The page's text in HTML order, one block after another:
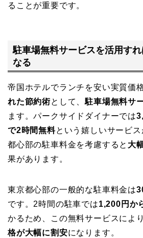
ることが重要です。
駐車場無料サービスを活用す
なる
帝国ホテルでランチを安い実質価
れた節約術として、駐車場無料サ
ます。パークサイドダイナーでは
で2時間無料という嬉しいサービス
都心部の駐車料金を考慮すると 大
果があります。
東京都心部の一般的な駐車料金は
です。2時間の駐車では1,200円か
かるため、この無料サービスによ
格が大幅に割安になります。